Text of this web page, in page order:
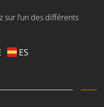
sur l’un des différents
ES